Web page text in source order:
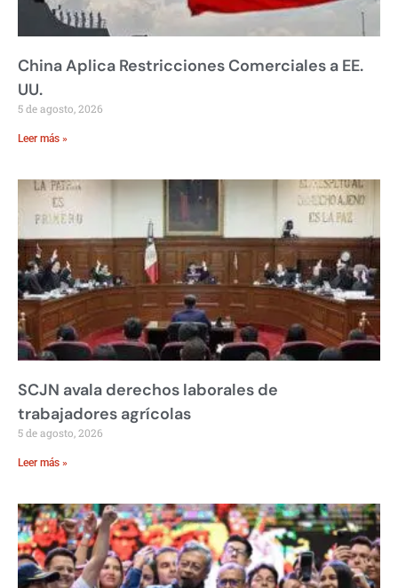
China Aplica Restricciones Comerciales a EE.
UU.
5 de agosto, 2026
Leer más »
SCJN avala derechos laborales de
trabajadores agrícolas
5 de agosto, 2026
Leer más »